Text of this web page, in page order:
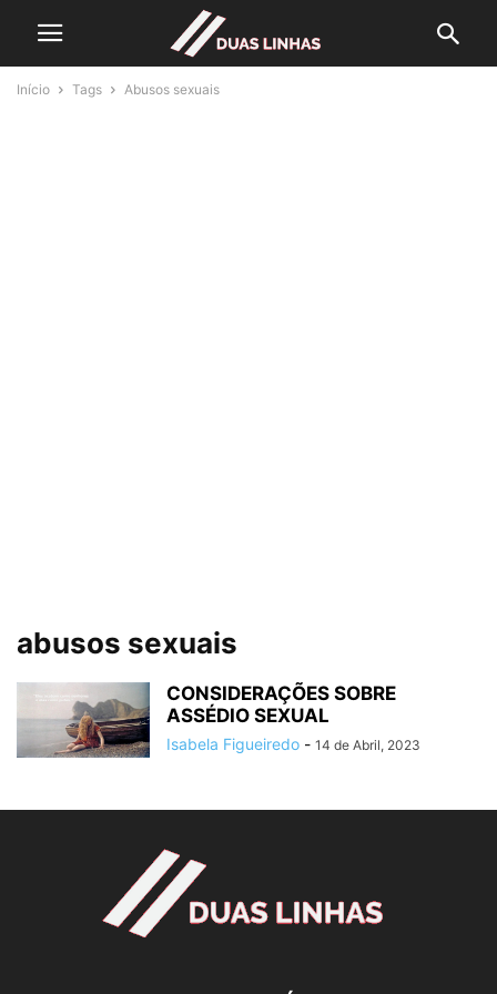
Início Tags Abusos sexuais
abusos sexuais
CONSIDERAÇÕES SOBRE
ASSÉDIO SEXUAL
Isabela Figueiredo - 14 de Abril, 2023